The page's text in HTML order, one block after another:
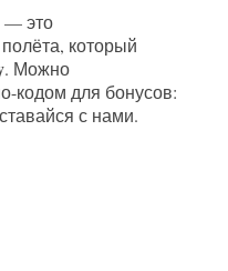
— это
который
. Можно
кодом для бонусов:
с нами.